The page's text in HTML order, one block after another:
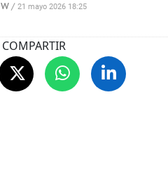
/ 21 mayo 2026 18:25
COMPARTIR